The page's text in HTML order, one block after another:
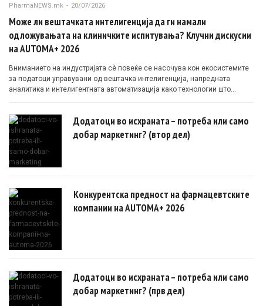
PharmaNEWS.mk - 20/07/2026
Може ли вештачката интелигенција да ги намали
одложувањата на клиничките испитувања? Клучни дискусии
на AUTOMA+ 2026
Вниманието на индустријата сè повеќе се насочува кон екосистемите
за податоци управувани од вештачка интелигенција, напредната
аналитика и интелигентната автоматизација како технологии што
Додатоци во исхраната – потреба или само
добар маркетинг? (втор дел)
Конкурентска предност на фармацевтските
компании на AUTOMA+ 2026
Додатоци во исхраната – потреба или само
добар маркетинг? (прв дел)